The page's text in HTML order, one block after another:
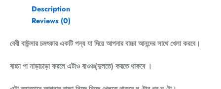
Description
Reviews (0)
বেবী বাউন্সার চমৎকার একটি পন্য যা দিয়ে আপনার বাচ্চা আনন্দের সাথে খেলা করবে।
বাচ্চা পা নাড়াচাড়া করলে এটাও বাওঞ্চ(দুলতে) করতে থাকবে ।